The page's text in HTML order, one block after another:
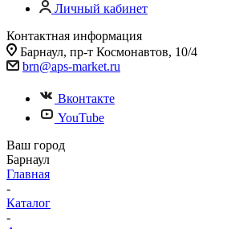
Личный кабинет
Контактная информация
Барнаул, пр-т Космонавтов, 10/4
brn@aps-market.ru
Вконтакте
YouTube
Ваш город
Барнаул
Главная
-
Каталог
-